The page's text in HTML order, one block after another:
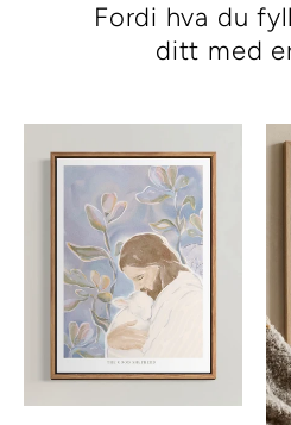
Fordi hva du
ditt med